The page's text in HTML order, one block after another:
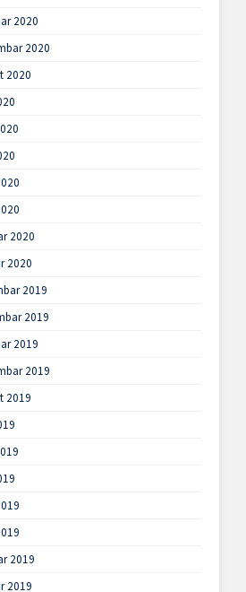
2020
2020
2020
2020
2020
2019
2019
2019
2019
2019
2019
2019